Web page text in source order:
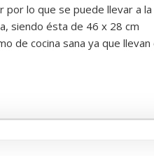
lo que se puede llevar a la
siendo ésta de 46 x 28 cm
de cocina sana ya que llevan